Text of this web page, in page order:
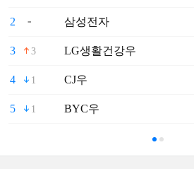
2 삼성전자
3 3 LG생활건강우
4 1 CJ우
5 1 BYC우